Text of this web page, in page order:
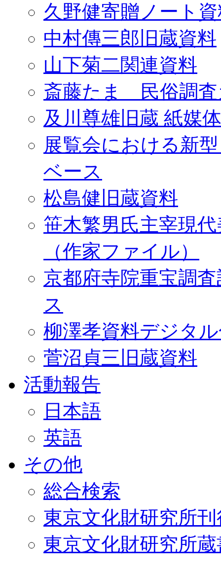
久野健寄贈ノート
中村傳三郎旧蔵資料
山下菊二関連資料
斎藤たま 民俗調査
及川尊雄旧蔵 紙媒
展覧会における新
ベース
松島健旧蔵資料
笹木繁男氏主宰現
（作家ファイル）
京都府寺院重宝調
ス
柳澤孝資料デジタ
菅沼貞三旧蔵資料
活動報告
日本語
英語
その他
総合検索
東京文化財研究所
東京文化財研究所